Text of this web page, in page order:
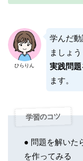
ひらりん
学んだ
ましょう
実践問
ます。
学習のコツ
● 問題を解いた
を作ってみる